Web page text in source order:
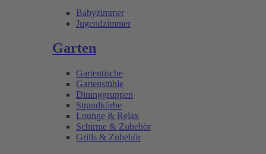
Babyzimmer
Jugendzimmer
Garten
Gartentische
Gartenstühle
Dininggruppen
Strandkörbe
Lounge & Relax
Schirme & Zubehör
Grills & Zubehör